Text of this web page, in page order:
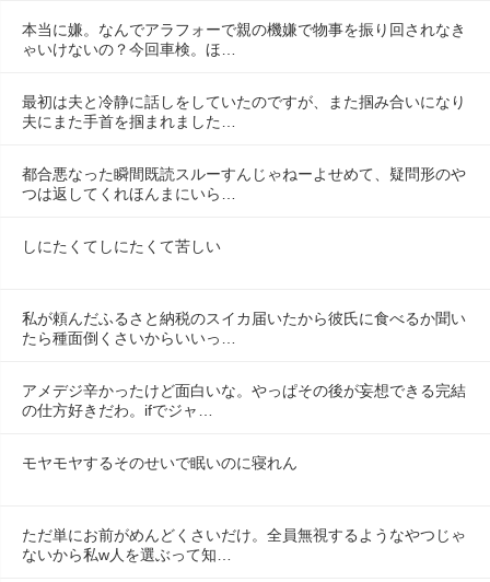
本当に嫌。なんでアラフォーで親の機嫌で物事を振り回されなき
ゃいけないの？今回車検。ほ…
最初は夫と冷静に話しをしていたのですが、また掴み合いになり
夫にまた手首を掴まれました…
都合悪なった瞬間既読スルーすんじゃねーよせめて、疑問形のや
つは返してくれほんまにいら…
しにたくてしにたくて苦しい
私が頼んだふるさと納税のスイカ届いたから彼氏に食べるか聞い
たら種面倒くさいからいいっ…
アメデジ辛かったけど面白いな。やっぱその後が妄想できる完結
の仕方好きだわ。ifでジャ…
モヤモヤするそのせいで眠いのに寝れん
ただ単にお前がめんどくさいだけ。全員無視するようなやつじゃ
ないから私w人を選ぶって知…